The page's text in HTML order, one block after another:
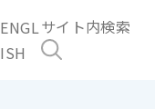
ENGL
ISH